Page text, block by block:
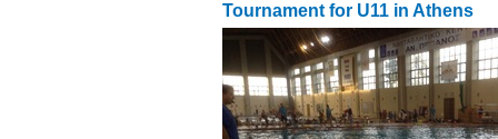
Tournament for U11 in Athens